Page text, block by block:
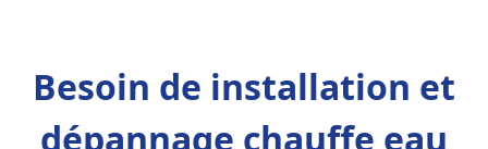
Besoin de installation et
dépannage chauffe eau